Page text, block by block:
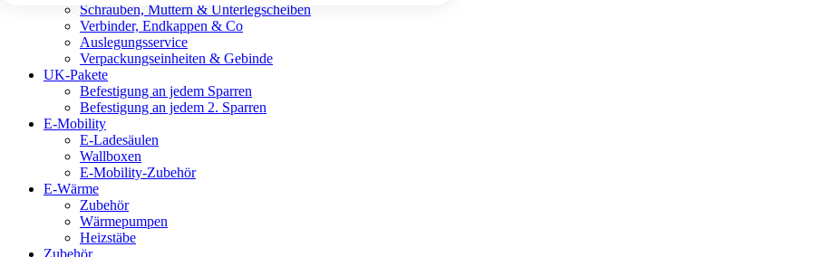
Schrauben, Muttern & Unterlegscheiben
Verbinder, Endkappen & Co
Auslegungsservice
Verpackungseinheiten & Gebinde
UK-Pakete
Befestigung an jedem Sparren
Befestigung an jedem 2. Sparren
E-Mobility
E-Ladesäulen
Wallboxen
E-Mobility-Zubehör
E-Wärme
Zubehör
Wärmepumpen
Heizstäbe
Zubehör